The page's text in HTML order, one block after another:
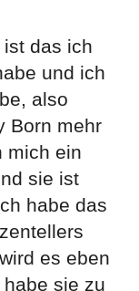
das ich
und ich
also
Born mehr
mich ein
sie ist
habe das
es eben
sie zu